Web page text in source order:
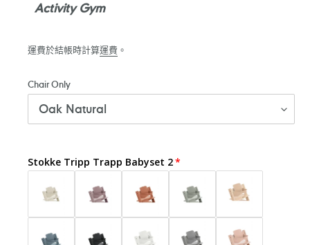
Activity Gym
運費於結帳時計算運費 。
Chair Only
Stokke Tripp Trapp Babyset 2